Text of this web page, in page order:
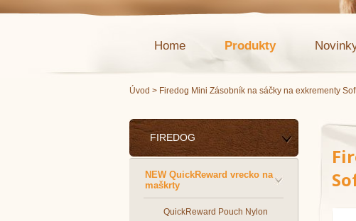
Home Produkty
Úvod > Firedog Mini Zásobník na sáčky na exkrementy
FIREDOG
NEW QuickReward vrecko na
maškrty
QuickReward Pouch Nylon